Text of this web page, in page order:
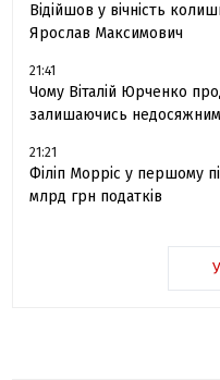
Відійшов у вічність
Ярослав Максимович
21:41
Чому Віталій Юрченко
залишаючись недосяжним
21:21
Філіп Морріс у першому
млрд грн податків